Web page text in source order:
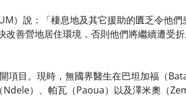
）說：「棲息地及其它援助的匱乏令他
改善營地居住環境，否則他們將繼續遭受
項目。現時，無國界醫生在巴坦加福（
Ndele）、帕瓦（Paoua）以及澤米奧（